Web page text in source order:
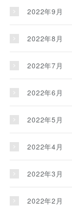
2022年9月
2022年8月
2022年7月
2022年6月
2022年5月
2022年4月
2022年3月
2022年2月